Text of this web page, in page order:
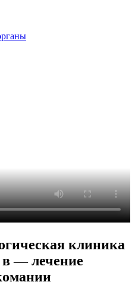
клиника
в — лечение